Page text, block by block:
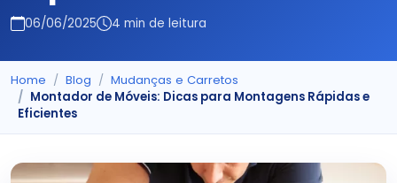
06/06/2025 4 min de leitura
Home Blog
Mudanças e Carretos
Montador de Móveis: Dicas para Montagens Rápidas e
Eficientes